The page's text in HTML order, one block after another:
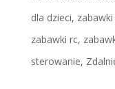
dla dzieci,
zabawki rc,
sterowanie,